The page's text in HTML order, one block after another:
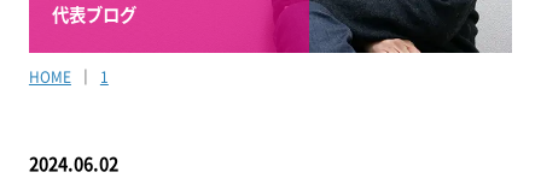
代表ブログ
HOME 1
2024.06.02